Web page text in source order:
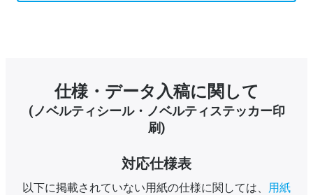
仕様・データ入稿に関して
(ノベルティシール・ノベルティステッカー印
刷)
対応仕様表
以下に掲載されていない用紙の仕様に関しては、 用紙